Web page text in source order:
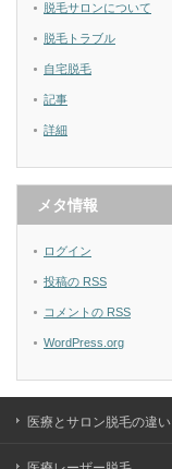
脱毛サロンについて
脱毛トラブル
自宅脱毛
記事
詳細
メタ情報
ログイン
投稿の RSS
コメントの RSS
WordPress.org
医療とサロン脱毛の違い